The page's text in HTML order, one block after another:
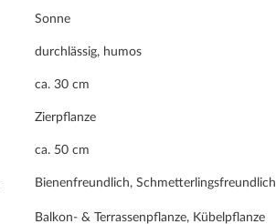
Sonne
durchlässig, humos
ca. 30 cm
Zierpflanze
ca. 50 cm
Bienenfreundlich, Schmetterlingsfreundlich
Balkon- & Terrassenpflanze, Kübelpflanze